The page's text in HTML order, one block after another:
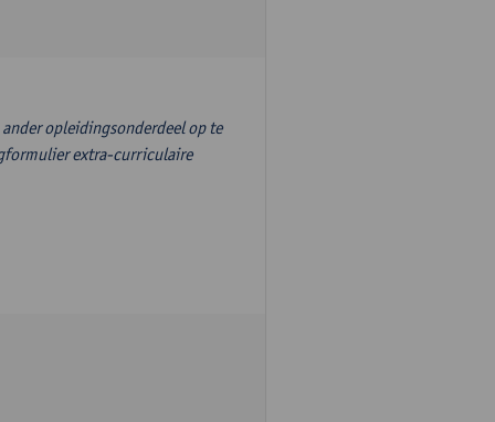
opleidingsonderdeel op te
extra-curriculaire